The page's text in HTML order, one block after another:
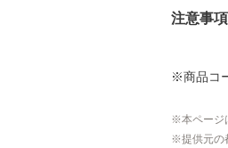
注意事
※商品コ
本ページ
提供元の